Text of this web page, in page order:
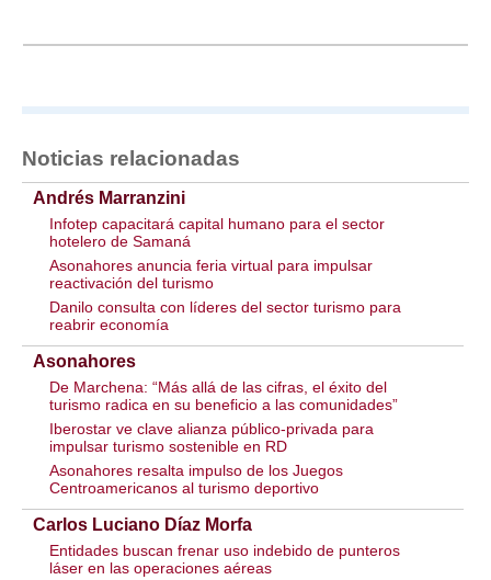
Noticias relacionadas
Andrés Ma­rranzini
Infotep capacitará capital humano para el sector
hotelero de Samaná
Asonahores anuncia feria virtual para impulsar
reactivación del turismo
Danilo consulta con líderes del sector turismo para
reabrir economía
Asonahores
De Marchena: “Más allá de las cifras, el éxito del
turismo radica en su beneficio a las comunidades”
Iberostar ve clave alianza público-privada para
impulsar turismo sostenible en RD
Asonahores resalta impulso de los Juegos
Centroamericanos al turismo deportivo
Carlos Luciano Díaz Morfa
Entidades buscan frenar uso indebido de punteros
láser en las operaciones aéreas